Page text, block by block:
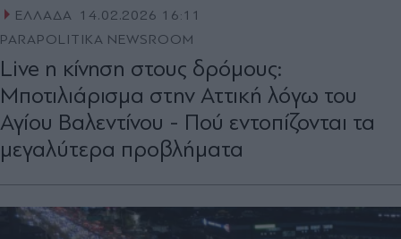
ΕΛΛΑΔΑ 14.02.2026 16:11
PARAPOLITIKA NEWSROOM
Live η κίνηση στους δρόμους:
Μποτιλιάρισμα στην Αττική λόγω του
Αγίου Βαλεντίνου - Πού εντοπίζονται τα
μεγαλύτερα προβλήματα